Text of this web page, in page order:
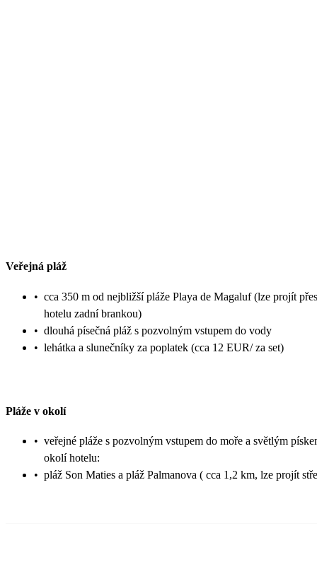
Veřejná pláž
• cca 350 m od nejbližší pláže Playa de Magaluf (lze projít
hotelu zadní brankou)
• dlouhá písečná pláž s pozvolným vstupem do vody
• lehátka a slunečníky za poplatek (cca 12 EUR/ za set)
Pláže v okolí
• veřejné pláže s pozvolným vstupem do moře a světlým
okolí hotelu:
• pláž Son Maties a pláž Palmanova ( cca 1,2 km, lze projít